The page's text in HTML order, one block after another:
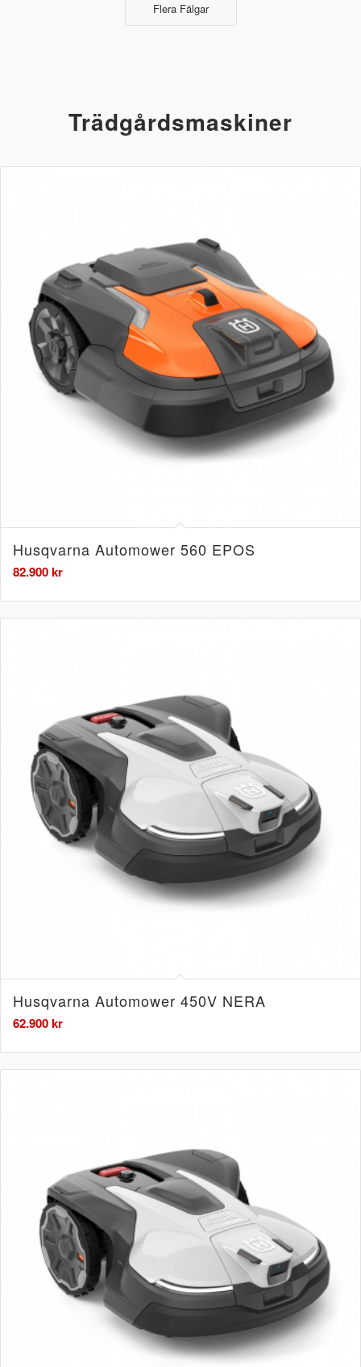
Flera Fälgar
Trädgårdsmaskiner
Husqvarna Automower 560 EPOS
82.900kr
Husqvarna Automower 450V NERA
62.900kr